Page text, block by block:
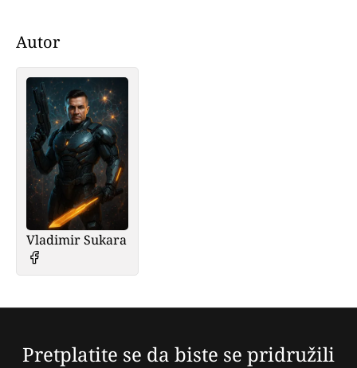
Autor
Vladimir Sukara
Pretplatite se da biste se pridružili